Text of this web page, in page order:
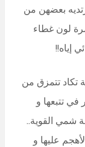
بعضهن من
لون غطاء
إياه!!
تكاد تتمزق من
تتبعها و
شمي القوية..
عليها و